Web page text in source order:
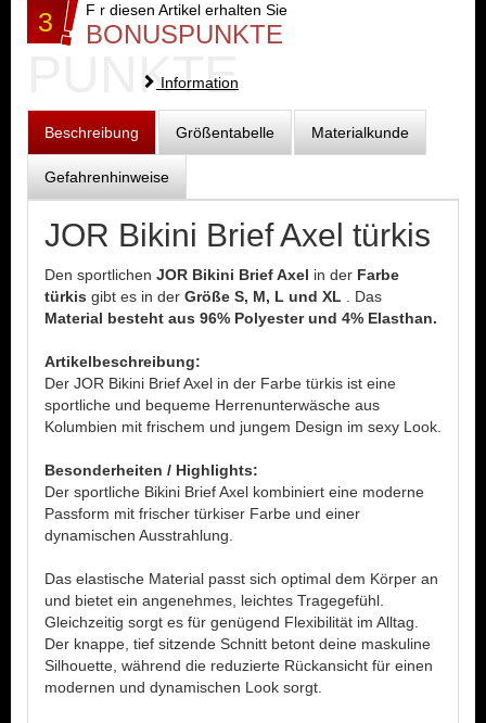
3 F r diesen Artikel erhalten Sie
BONUSPUNKTE
PUNKTE
Information
Beschreibung Größentabelle Materialkunde
Gefahrenhinweise
JOR Bikini Brief Axel türkis
Den sportlichen JOR Bikini Brief Axel in der Farbe
türkis gibt es in der Größe S, M, L und XL
. Das
Material besteht aus 96% Polyester und 4% Elasthan.
Artikelbeschreibung:
Der JOR Bikini Brief Axel in der Farbe türkis ist eine
sportliche und bequeme Herrenunterwäsche aus
Kolumbien mit frischem und jungem Design im sexy Look.
Besonderheiten / Highlights:
Der sportliche Bikini Brief Axel kombiniert eine moderne
Passform mit frischer türkiser Farbe und einer
dynamischen Ausstrahlung.
Das elastische Material passt sich optimal dem Körper an
und bietet ein angenehmes, leichtes Tragegefühl.
Gleichzeitig sorgt es für genügend Flexibilität im Alltag.
Der knappe, tief sitzende Schnitt betont deine maskuline
Silhouette, während die reduzierte Rückansicht für einen
modernen und dynamischen Look sorgt.